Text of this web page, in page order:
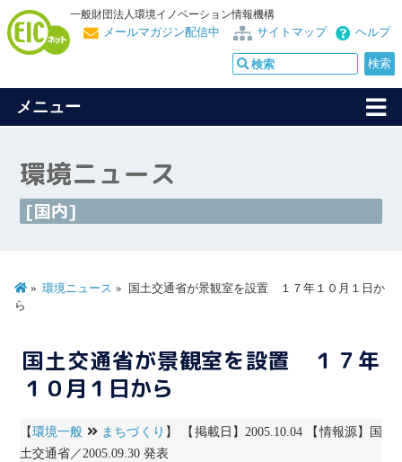
一般財団法人環境イノベーション情報機構
ヘルプ
サイトマップ
メールマガジン配信中
メニュー
環境ニュース
[国内]
環境ニュース
国土交通省が景観室を設置 １７年１０月１日か
ら
国土交通省が景観室を設置 １７年
１０月１日から
【環境一般 まちづくり 】 【掲載日】2005.10.04 【情報源】国
土交通省／2005.09.30 発表